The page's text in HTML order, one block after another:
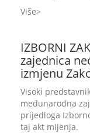
Više
IZBORNI
zajednica
izmjenu
Visoki
međunarodna
prijedloga
taj akt mijenja.